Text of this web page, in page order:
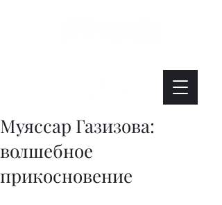
Муяссар Газизова:
волшебное
прикосновение